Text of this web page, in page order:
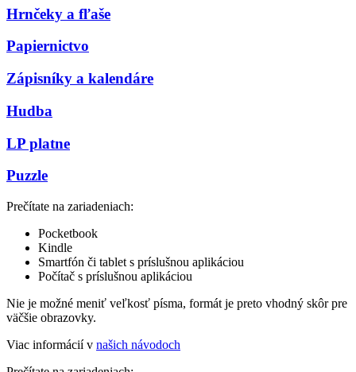
Hrnčeky a fľaše
Papiernictvo
Zápisníky a kalendáre
Hudba
LP platne
Puzzle
Prečítate na zariadeniach:
Pocketbook
Kindle
Smartfón či tablet s príslušnou aplikáciou
Počítač s príslušnou aplikáciou
Nie je možné meniť veľkosť písma, formát je preto vhodný skôr pre
väčšie obrazovky.
Viac informácií v našich návodoch